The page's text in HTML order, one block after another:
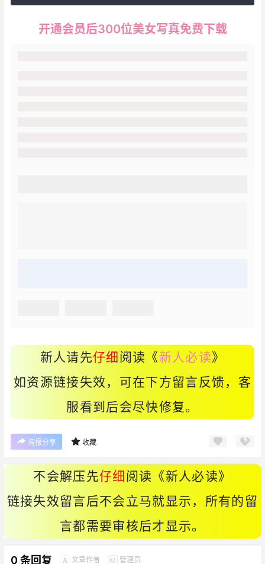
开通会员后300位美女写真免费下载
新人请先仔细 阅读《新人必读》
如资源链接失效，可在下方留言反馈，客
服看到后会尽快修复。
海报分享 收藏
不会解压先仔细 阅读《新人必读》
链接失效留言后不会立马就显示，所有的留
言都需要审核后才显示。
0 条回复 A 文章作者 M 管理员